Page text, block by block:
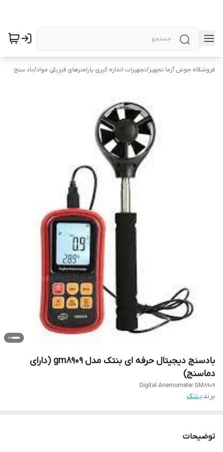
فروشگاه جوش آزما تجهیز/تجهیزات اندازه گیری پارامترهای فیزیکی مواد/باد سنج
بادسنج دیجیتال حرفه ای بنتک مدل gm8909 (دارای
دماسنج)
Digital Anemometer GM8909
برند:بنتک
توضیحات